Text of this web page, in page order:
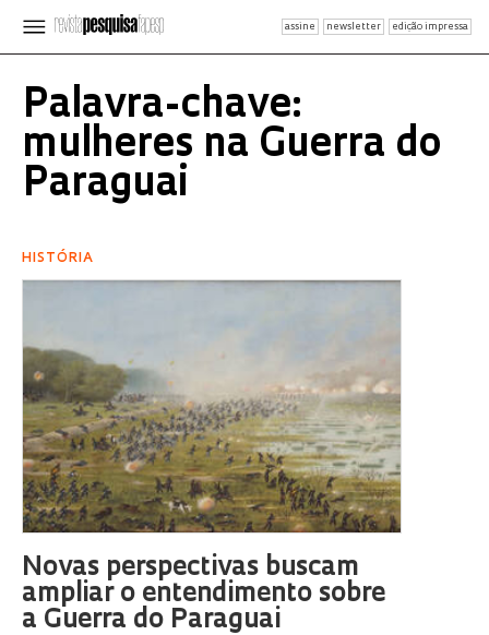
assine newsletter edição impressa
Palavra-chave:
mulheres na Guerra do
Paraguai
HISTÓRIA
Novas perspectivas buscam
ampliar o entendimento sobre
a Guerra do Paraguai